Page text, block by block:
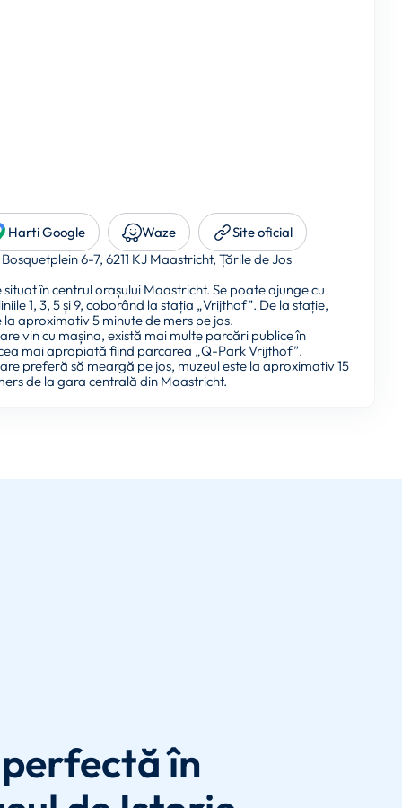
Harti Google Waze
Site oficial
6-7, 6211 KJ Maastricht, Țările de Jos
situat în centrul orașului Maastricht. Se poate ajunge cu
1, 3, 5 și 9, coborând la stația „Vrijthof”. De la stație,
la aproximativ 5 minute de mers pe jos.
vin cu mașina, există mai multe parcări publice în
mai apropiată fiind parcarea „Q-Park Vrijthof”.
preferă să meargă pe jos, muzeul este la aproximativ 15
de la gara centrală din Maastricht.
în